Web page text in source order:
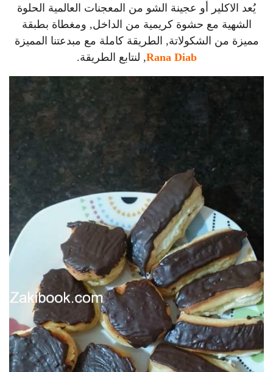
يُعد الاكلير أو عجينة الشو من المعجنات العالمية الحلوة
الشهية مع حشوة كريمية من الداخل, ومغطاة بطبقة
مميزة من الشكولاتة, الطريقة كاملة مع مبدعتنا المميزة
Rana Diab, لنتابع الطريقة.